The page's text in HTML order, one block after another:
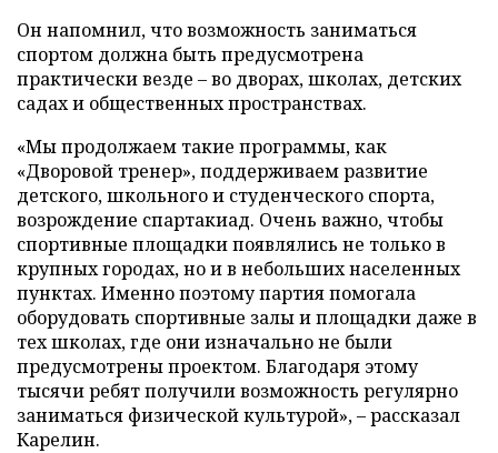
Он напомнил, что возможность заниматься
спортом должна быть предусмотрена
практически везде – во дворах, школах, детских
садах и общественных пространствах.
«Мы продолжаем такие программы, как
«Дворовой тренер», поддерживаем развитие
детского, школьного и студенческого спорта,
возрождение спартакиад. Очень важно, чтобы
спортивные площадки появлялись не только в
крупных городах, но и в небольших населенных
пунктах. Именно поэтому партия помогала
оборудовать спортивные залы и площадки даже в
тех школах, где они изначально не были
предусмотрены проектом. Благодаря этому
тысячи ребят получили возможность регулярно
заниматься физической культурой», – рассказал
Карелин.